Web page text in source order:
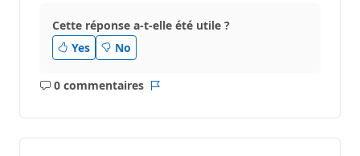
Cette réponse a-t-elle été utile ?
Yes
No
0 commentaires
Aucun